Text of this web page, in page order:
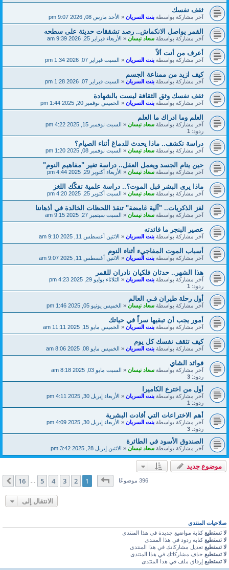
ثقف نفسك
آخر مشاركة بواسطةبنت السريان«الأحد مارس 08, 2026 9:07 pm
القمر يواصل الانكماش.. رصد تشققات حديثة على سطحه
آخر مشاركة بواسطةسعاد نيسان«الأربعاء فبراير 25, 2026 9:39 am
أعرف من أنت ألاً
آخر مشاركة بواسطةبنت السريان«السبت فبراير 07, 2026 1:34 pm
كيف ازيد من ممناعة الجسم
آخر مشاركة بواسطةبنت السريان«السبت فبراير 07, 2026 1:28 pm
ثقف نفسك وثق الثقافة ليست بالشهادة
آخر مشاركة بواسطةبنت السريان«الخميس نوفمبر 20, 2025 1:44 pm
العلم وما ادراك ما العلم
آخر مشاركة بواسطةسعاد نيسان«السبت نوفمبر 15, 2025 4:22 pm
ردود: 1
دراسة تكشف.. ماذا يحدث للدماغ أثناء الصيام؟
آخر مشاركة بواسطةسعاد نيسان«السبت نوفمبر 08, 2025 1:20 pm
حين ينام الجسد ويعمل العقل.. دراسة تغير "مفاهيم النوم"
آخر مشاركة بواسطةسعاد نيسان«الأربعاء أكتوبر 29, 2025 4:44 pm
ماذا يرى البشر قبل الموت؟.. دراسة علمية تفكّك اللغز
آخر مشاركة بواسطةسعاد نيسان«السبت أكتوبر 25, 2025 4:20 pm
لغز الذكريات.. "آلية غامضة" تنقذ اللحظات الخالدة في أذهاننا
آخر مشاركة بواسطةسعاد نيسان«السبت سبتمبر 27, 2025 9:15 am
عصير البنجر ما فائدته
آخر مشاركة بواسطةبنت السريان«الاثنين أغسطس 11, 2025 9:10 am
أسباب الموت المفاجيء أثناء النوم
آخر مشاركة بواسطةبنت السريان«الاثنين أغسطس 11, 2025 9:07 am
هذا الشهر.. حدثان فلكيان نادران للقمر
آخر مشاركة بواسطةبنت السريان«الثلاثاء يوليو 29, 2025 4:23 pm
ردود: 1
أول رحلة طيران فـي العالم
آخر مشاركة بواسطةسعاد نيسان«الخميس يونيو 05, 2025 1:46 pm
أمور يجب أن تبقيها سراً في حياتك
آخر مشاركة بواسطةبنت السريان«الخميس مايو 15, 2025 11:11 am
كيف تثقف نفسك كل يوم
آخر مشاركة بواسطةبنت السريان«الخميس مايو 08, 2025 8:06 am
فوائد الشاي
آخر مشاركة بواسطةسعاد نيسان«السبت مايو 03, 2025 8:18 am
ردود: 3
أول من اخترع الكاميرا
آخر مشاركة بواسطةبنت السريان«الأربعاء إبريل 30, 2025 4:11 pm
ردود: 1
أهم الاختراعات التي أفادت البشرية
آخر مشاركة بواسطةبنت السريان«الأربعاء إبريل 30, 2025 4:09 pm
ردود: 3
الصندوق الأسود في الطائرة
آخر مشاركة بواسطةسعاد نيسان«الاثنين إبريل 28, 2025 3:42 pm
موضوع جديد
396 موضوعًاصفحة1من16
1
2
3
4
5
16 التالي
الانتقال إلى
صلاحيات المنتدى
لا تستطيعكتابة مواضيع جديدة في هذا المنتدى
لا تستطيعكتابة ردود في هذا المنتدى
لا تستطيعتعديل مشاركاتك في هذا المنتدى
لا تستطيعحذف مشاركاتك في هذا المنتدى
لا تستطيعإرفاق ملف في هذا المنتدى